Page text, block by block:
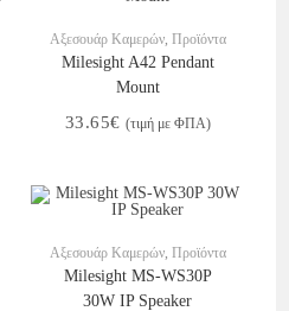
Αξεσουάρ Καμερών, Προϊόντα
Milesight A42 Pendant
Mount
33.65€ (τιμή με ΦΠΑ)
Αξεσουάρ Καμερών, Προϊόντα
Milesight MS-WS30P
30W IP Speaker